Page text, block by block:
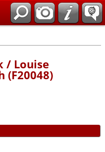
/ Louise
(F20048)